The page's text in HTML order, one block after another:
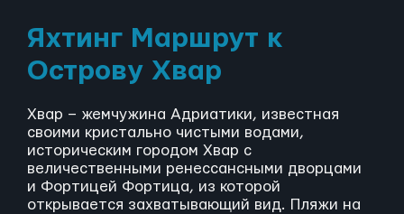
Яхтинг Маршрут к
Острову Хвар
Хвар – жемчужина Адриатики, известная
своими кристально чистыми водами,
историческим городом Хвар с
величественными ренессансными дворцами
и Фортицей Фортица, из которой
открывается захватывающий вид. Пляжи на